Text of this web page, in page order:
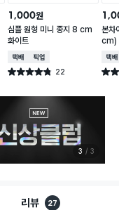
1,000원
심플 원형 미니 종지 8 cm
화이트
택배배송매장픽업
별점 4.8점 22
건 작성
본차
cm)
택배
별점
3 3
리뷰 27